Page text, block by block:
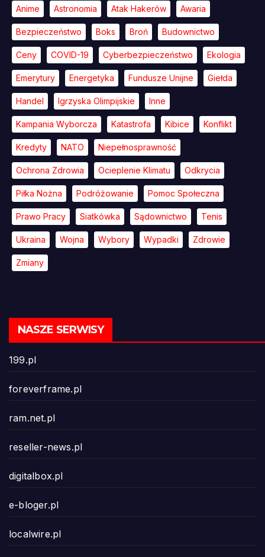
Anime Astronomia Atak Hakerów Awaria
Bezpieczeństwo Boks Broń Budownictwo
Ceny COVID-19 Cyberbezpieczeństwo Ekologia
Emerytury Energetyka Fundusze Unijne Giełda
Handel Igrzyska Olimpijskie Inne
Kampania Wyborcza Katastrofa Kibice Konflikt
Kredyty NATO Niepełnosprawność
Ochrona Zdrowia Ocieplenie Klimatu Odkrycia
Piłka Nożna Podróżowanie Pomoc Społeczna
Prawo Pracy Siatkówka Sądownictwo Tenis
Ukraina Wojna Wybory Wypadki Zdrowie
Zmiany
NASZE SERWISY
199.pl
foreverframe.pl
ram.net.pl
reseller-news.pl
digitalbox.pl
e-bloger.pl
localwire.pl